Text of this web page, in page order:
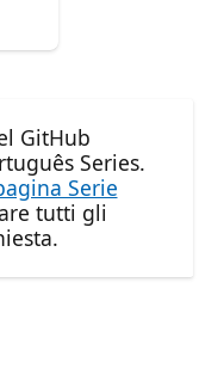
GitHub
Series.
Serie
tutti gli